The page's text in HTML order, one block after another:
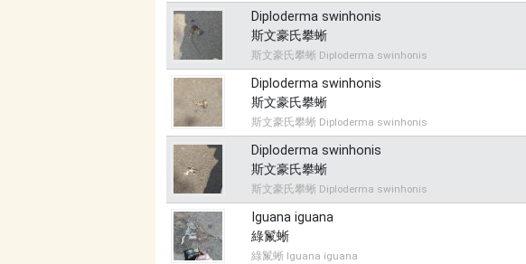
Diploderma swinhonis
斯文豪氏攀蜥
斯文豪氏攀蜥 Diploderma swinhonis
Diploderma swinhonis
斯文豪氏攀蜥
斯文豪氏攀蜥 Diploderma swinhonis
Diploderma swinhonis
斯文豪氏攀蜥
斯文豪氏攀蜥 Diploderma swinhonis
Iguana iguana
綠鬣蜥
綠鬣蜥 Iguana iguana